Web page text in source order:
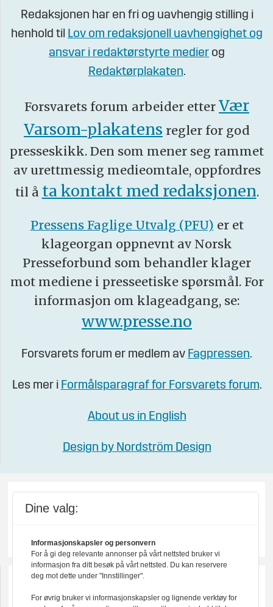
Redaksjonen har en fri og uavhengig stilling i
henhold til Lov om redaksjonell uavhengighet og
ansvar i redaktørstyrte medier og
Redaktørplakaten.
Forsvarets forum arbeider etter Vær
Varsom-plakatens regler for god
presseskikk. Den som mener seg rammet
av urettmessig medieomtale, oppfordres
til å ta kontakt med redaksjonen.
Pressens Faglige Utvalg (PFU) er et
klageorgan oppnevnt av Norsk
Presseforbund som behandler klager
mot mediene i presseetiske spørsmål. For
informasjon om klageadgang, se:
www.presse.no
Forsvarets forum er medlem av Fagpressen.
Les mer i Formålsparagraf for Forsvarets forum.
About us in English
Design by Nordström Design
Dine valg:
Informasjonskapsler og personvern
For å gi deg relevante annonser på vårt nettsted bruker vi
informasjon fra ditt besøk på vårt nettsted. Du kan reservere
deg mot dette under "Innstillinger".
For øvrig bruker vi informasjonskapsler og lignende verktøy for